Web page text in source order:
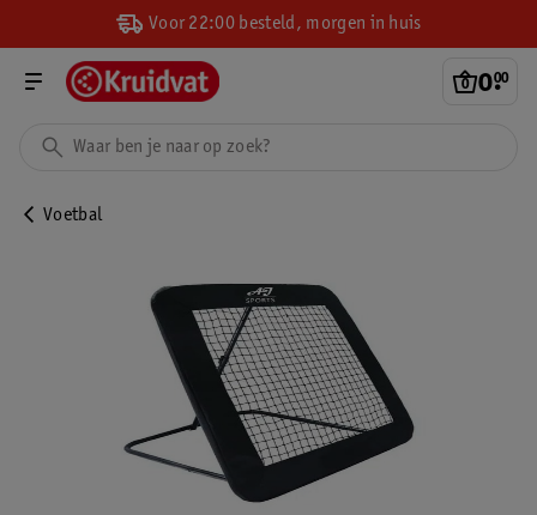
Voor 22:00 besteld, morgen in huis
0.
00
Voetbal